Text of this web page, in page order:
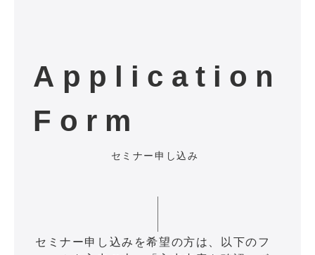
Application
Form
セミナー申し込み
セミナー申し込みを希望の方は、以下のフ